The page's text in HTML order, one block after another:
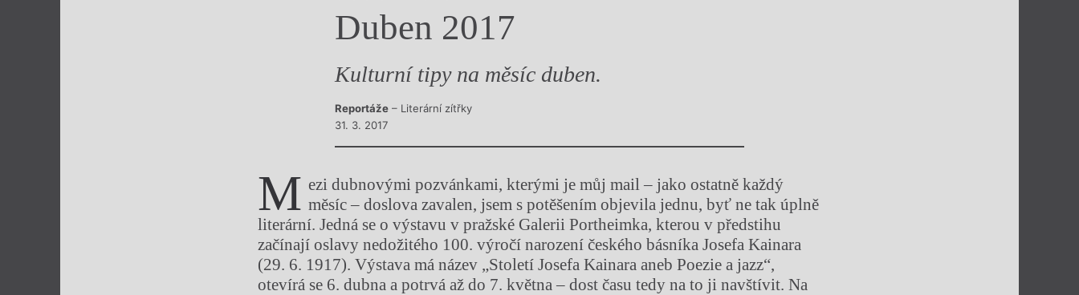
Výroční cenyDuben 2017
Kulturní tipy na měsíc duben.
Reportáže – Literární zítřky
31. 3. 2017
M ezi dubnovými pozvánkami, kterými je můj mail – jako ostatně každý
měsíc – doslova zavalen, jsem s potěšením objevila jednu, byť ne tak úplně
literární. Jedná se o výstavu v pražské Galerii Portheimka, kterou v předstihu
začínají oslavy nedožitého 100. výročí narození českého básníka Josefa Kainara
(29. 6. 1917). Výstava má název „Století Josefa Kainara aneb Poezie a jazz“,
otevírá se 6. dubna a potrvá až do 7. května – dost času tedy na to ji navštívit. Na